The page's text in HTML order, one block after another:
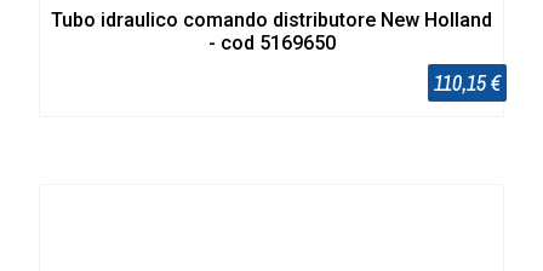
Tubo idraulico comando distributore New Holland
- cod 5169650
110,15 €